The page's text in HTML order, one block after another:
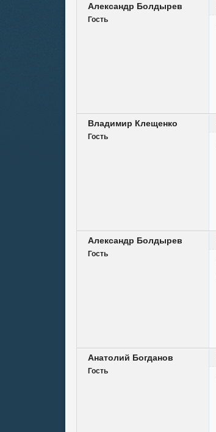
Александр Болдырев
Гость
Владимир Клещенко
Гость
Александр Болдырев
Гость
Анатолий Богданов
Гость